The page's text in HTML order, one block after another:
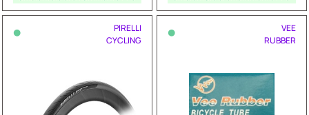
•
PIRELLI
CYCLING
•
VEE
RUBBER